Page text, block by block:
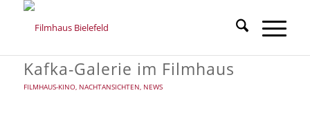
Kafka-Galerie im Filmhaus
FILMHAUS-KINO, NACHTANSICHTEN, NEWS